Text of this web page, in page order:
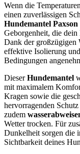
Wenn die
einen zuverlässigen
Hundemantel Paxson
Geborgenheit, die
Dank der großzügigen
effektive Isolierung
Bedingungen
DieserHundemantel
mit maximalem
Kragen sowie die
hervorragenden
zudem
Wetter trocken. Für
Dunkelheit sorgen die
Sichtbarkeit deines